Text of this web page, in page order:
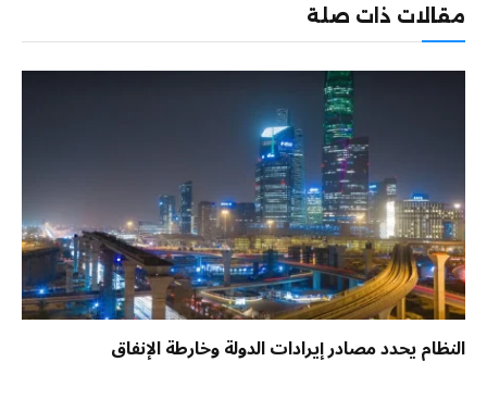
مقالات ذات صلة
النظام يحدد مصادر إيرادات الدولة وخارطة الإنفاق